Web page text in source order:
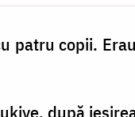
patru copii.
după